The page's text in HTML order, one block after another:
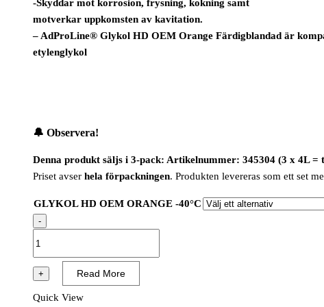
-Skyddar mot korrosion, frysning, kokning samt
motverkar uppkomsten av kavitation.
– AdProLine® Glykol HD OEM Orange Färdigblandad är
etylenglykol
🔔 Observera!
Denna produkt säljs i 3-pack: Artikelnummer: 345304 (3 x 4L =
Priset avser hela förpackningen. Produkten levereras som ett set
GLYKOL HD OEM ORANGE -40°C
-
OEM
ORANGE
-40°C
+ Read More
Quick View